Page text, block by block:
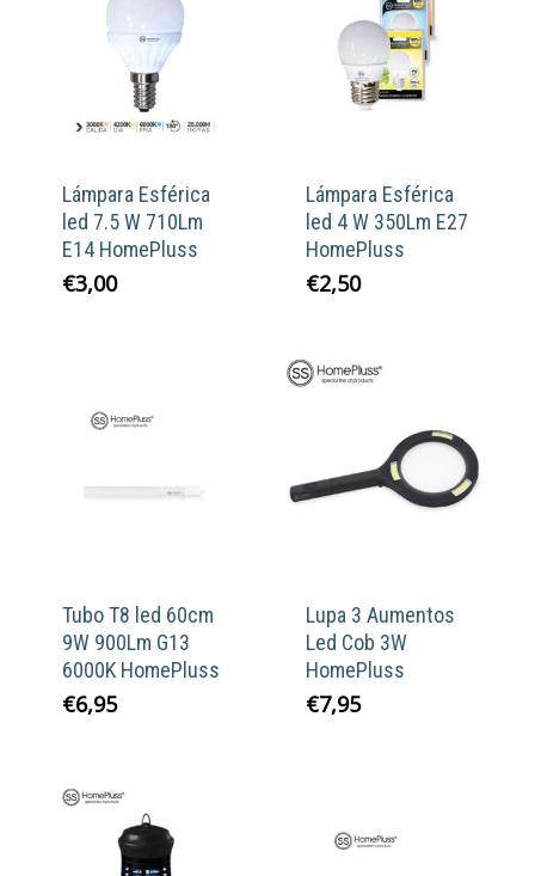
Lámpara Esférica
led 7.5 W 710Lm
E14 HomePluss
€3,00
Lámpara Esférica
led 4 W 350Lm E27
HomePluss
€2,50
Tubo T8 led 60cm
9W 900Lm G13
6000K HomePluss
€6,95
Lupa 3 Aumentos
Led Cob 3W
HomePluss
€7,95